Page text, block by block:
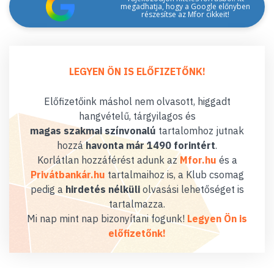
megadhatja, hogy a Google előnyben
részesítse az Mfor cikkeit!
LEGYEN ÖN IS ELŐFIZETŐNK!
Előfizetőink máshol nem olvasott, higgadt
hangvételű, tárgyilagos és
magas szakmai színvonalú tartalomhoz jutnak
hozzáhavonta már 1490 forintért.
Korlátlan hozzáférést adunk az Mfor.hu és a
Privátbankár.hu tartalmaihoz is, a Klub csomag
pedig a hirdetés nélküliolvasási lehetőséget is
tartalmazza.
Mi nap mint nap bizonyítani fogunk! Legyen Ön is
előfizetőnk!